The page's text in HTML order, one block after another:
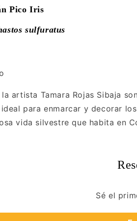
Pico Iris
sulfuratus
artista Tamara Rojas Sibaja
para enmarcar y decorar
vida silvestre que habita en
Sé el